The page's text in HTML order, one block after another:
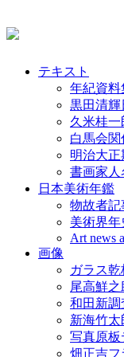
テキスト
年紀資料
黒田清輝
久米桂
白馬会
明治大
書画家人
日本美術年鑑
物故者記
美術界年
Art news
画像
ガラス乾
尾高鮮
和田新調
新海竹太
写真原板
畑正吉フ